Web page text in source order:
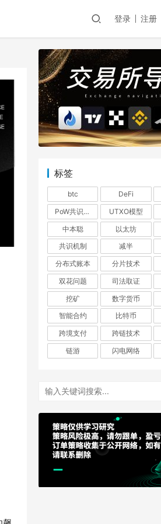
登录 注册
标签
btc DeFi
PoW共识机制
UTXO模型
中本聪
以太坊
共识机制
减半
分布式账本
分片技术
双花问题
司法取证
挖矿
数字货币
智能合约
比特币
跨境支付
跨链技术
链游
闪电网络